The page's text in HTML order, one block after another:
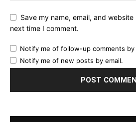
Save my name, email, and
next time I comment.
Notify me of follow-up comments by
Notify me of new posts by email.